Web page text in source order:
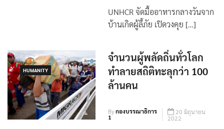
UNHCR จัดมื้ออาหารกลางวันจาก
บ้านเกิดผู้ลี้ภัย เปิดวงคุย […]
HUMANITY
จำนวนผู้พลัดถิ่นทั่วโลก
ทำลายสถิติทะลุกว่า 100
ล้านคน
Byกองบรรณาธิการ
1
20 มิถุนายน
2022